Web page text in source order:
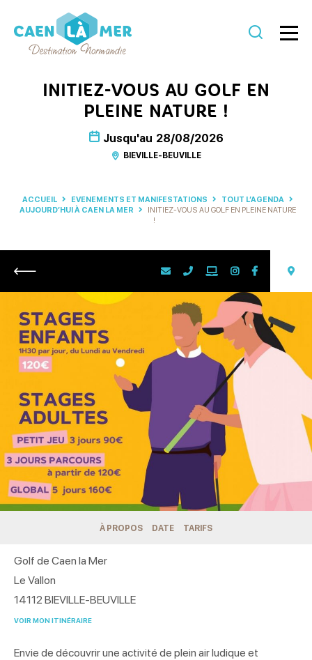
INITIEZ-VOUS AU GOLF EN
PLEINE NATURE !
Jusqu'au 28/08/2026
BIEVILLE-BEUVILLE
ACCUEIL EVENEMENTS ET MANIFESTATIONS
TOUT L’AGENDA
AUJOURD’HUI À CAEN LA MER
INITIEZ-VOUS AU GOLF EN PLEINE NATURE
!
Retour
À PROPOS DATE TARIFS
Golf de Caen la Mer
Le Vallon
14112 BIEVILLE-BEUVILLE
VOIR MON ITINÉRAIRE
Envie de découvrir une activité de plein air ludique et